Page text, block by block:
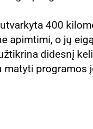
400
apimtimi, o jų
didesnį
programos